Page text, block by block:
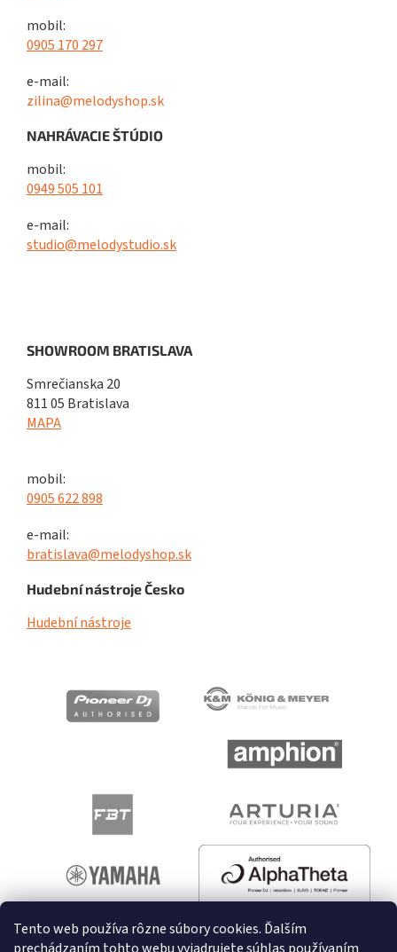
Tento web používa rôzne súbory cookies. Ďalším
mobil:
0905 170 297
e-mail:
zilina@melodyshop.sk
NAHRÁVACIE ŠTÚDIO
mobil:
0949 505 101
e-mail:
studio@melodystudio.sk
SHOWROOM BRATISLAVA
Smrečianska 20
811 05 Bratislava
MAPA
mobil:
0905 622 898
e-mail:
bratislava@melodyshop.sk
Hudební nástroje Česko
Hudební nástroje